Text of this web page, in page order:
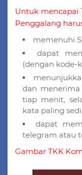
Untuk mencapai
Penggalang
memenuhi
dapat
(dengan kode-
dan
tiap menit,
kata paling
dapat
telegram atau
Gambar TKK